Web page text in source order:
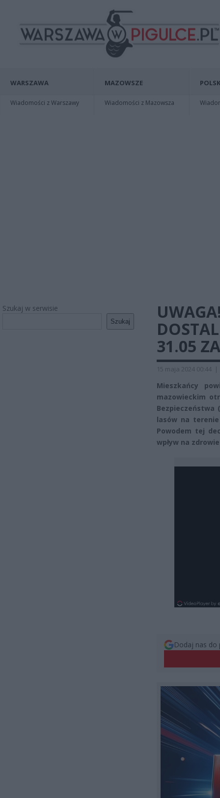
WARSZAWA
Wiadomości z Warszawy
MAZOWSZE
Wiadomości z Mazowsza
Szukaj w serwisie
Szukaj
31.05
15 maja 2024 00:44 |
Mieszkańcy
mazowieckim
Bezpieczeństwa
lasów na
Powodem tej
wpływ na
Dodaj nas do